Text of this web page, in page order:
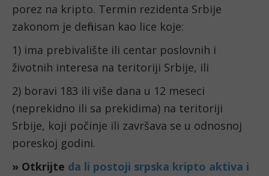
porez na kripto. Termin rezidenta Srbije
zakonom je definisan kao lice koje:
1) ima prebivalište ili centar poslovnih i
životnih interesa na teritoriji Srbije, ili
2) boravi 183 ili više dana u 12 meseci
(neprekidno ili sa prekidima) na teritoriji
Srbije, koji počinje ili završava se u odnosnoj
poreskoj godini.
» Otkrijte da li postoji srpska kripto aktiva i